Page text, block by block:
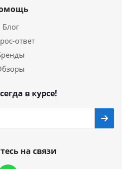
Блог
ответ
в курсе!
на связи